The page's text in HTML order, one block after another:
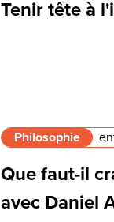
Tenir tête à
Philosophie
Que faut-il
avec Daniel